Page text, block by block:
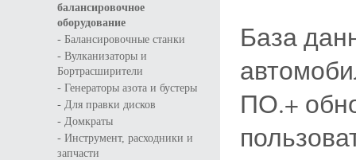
балансировочное
оборудование
- Балансировочные станки
- Вулканизаторы и
Бортрасширители
- Генераторы азота и бустеры
- Для правки дисков
- Домкраты
- Инструмент, расходники и
запчасти
База
ПО.+